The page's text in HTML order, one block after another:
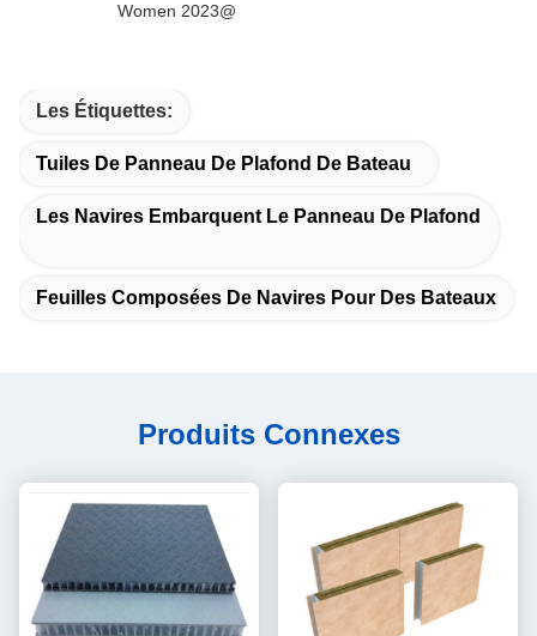
Women 2023@
Les Étiquettes:
Tuiles De Panneau De Plafond De Bateau
Les Navires Embarquent Le Panneau De Plafond
Feuilles Composées De Navires Pour Des Bateaux
Produits Connexes